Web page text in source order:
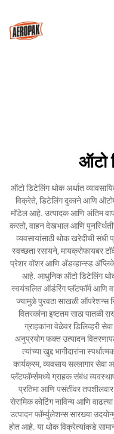
ऑटो
ऑटो डिटेलिंग थोक अर्थात
विक्रेते, डिटेलिंग दुकाने आणि
मॉडेल आहे. उत्पादक आणि अंतिम
करतो, वाहन देखभाल आणि
व्यवसायांसाठी थोक खरेदीची संधी
स्वच्छता रसायने, मायक्रोफायबर
प्रेशर वॉशर आणि अ‍ॅडव्हान्स्ड
आहे. आधुनिक ऑटो डिटेलिंग थोक
स्वयंचलित ऑर्डरिंग प्लॅटफॉर्म आणि
ज्यामुळे पुरवठा साखळी ऑपरेशन्स
वितरकांना इष्टतम साठा पातळी
ग्राहकांना वेळेवर डिलिव्हरी
अनुप्रयोग फक्त उत्पादन
त्यांच्या खुद्द भागीदारांना
कार्यक्रम, व्यवसाय सल्लागार
प्लॅटफॉर्म्समध्ये ग्राहक संबंध
प्रतिमा आणि पसंतींवर
सेरामिक कोटिंग नाविन्य आणि
उत्पादन फॉर्म्युलेशन्स सारख्या
होत आहे. या थोक विक्रेत्यांकडे